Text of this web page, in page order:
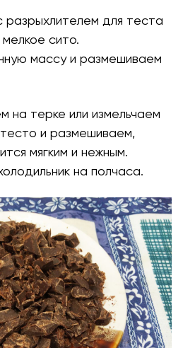
для теста
сито.
массу и размешиваем
на терке или измельчаем
и размешиваем,
мягким и нежным.
на полчаса.